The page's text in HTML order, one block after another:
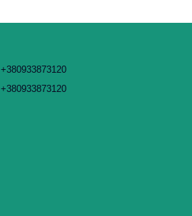
+380933873120
+380933873120